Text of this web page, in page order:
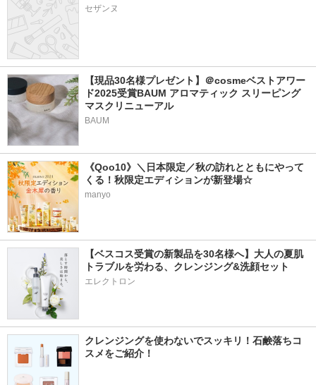
セザンヌ
【現品30名様プレゼント】＠cosmeベストアワー
ド2025受賞BAUM アロマティック スリーピング
マスクリニューアル
BAUM
《Qoo10》＼日本限定／秋の訪れとともにやって
くる！秋限定エディションが新登場☆
manyo
【ベスコス受賞の新製品を30名様へ】大人の夏肌
トラブルを労わる、クレンジング&洗顔セット
エレクトロン
クレンジングを使わないでスッキリ！石鹸落ちコ
スメをご紹介！